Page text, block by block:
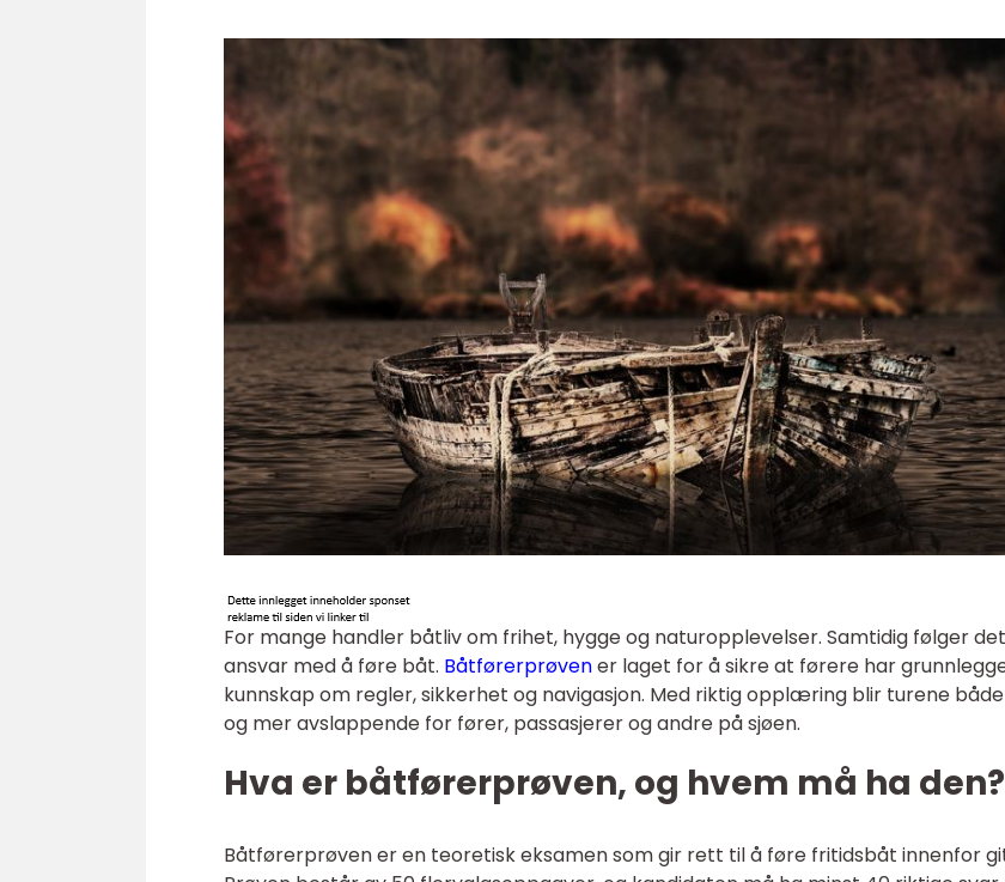
For mange handler båtliv om frihet, hygge og naturopplevelser. Samtidig følger
ansvar med å føre båt. Båtførerprøvener laget for å sikre at førere har
kunnskap om regler, sikkerhet og navigasjon. Med riktig opplæring blir turene
og mer avslappende for fører, passasjerer og andre på sjøen.
Hva er båtførerprøven, og hvem må ha den?
Båtførerprøven er en teoretisk eksamen som gir rett til å føre fritidsbåt innenfor